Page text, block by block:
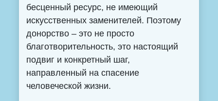
бесценный ресурс, не имеющий
искусственных заменителей. Поэтому
донорство – это не просто
благотворительность, это настоящий
подвиг и конкретный шаг,
направленный на спасение
человеческой жизни.